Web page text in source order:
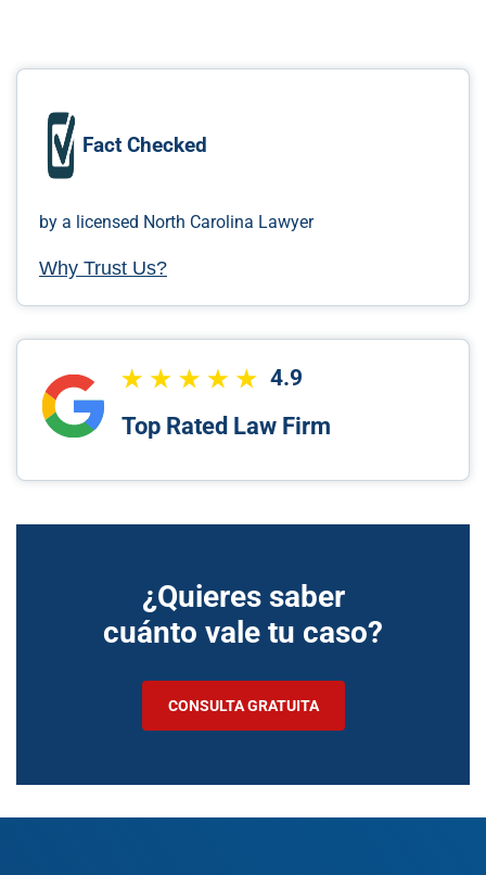
Fact Checked
by a licensed North Carolina Lawyer
Why Trust Us?
4.9
Top Rated Law Firm
¿Quieres saber
cuánto vale tu caso?
CONSULTA GRATUITA